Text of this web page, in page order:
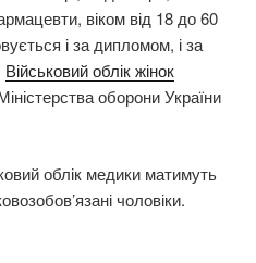
, віком від 18 до 60
і за дипломом, і за
Військовий облік жінок
оборони України
облік медики матимуть
чоловіки.